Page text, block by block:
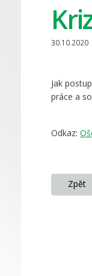
30.10.2020
Jak
práce a
Odkaz:
zpět